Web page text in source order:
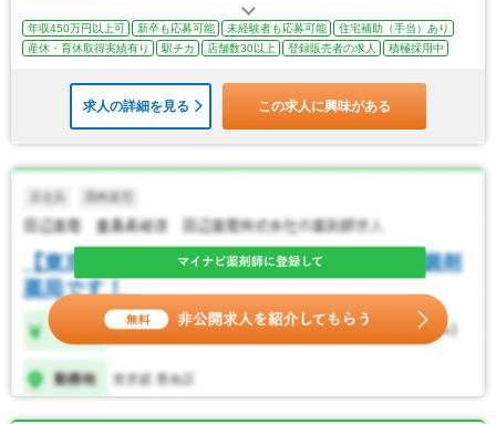
年収450万円以上可 新卒も応募可能 未経験者も応募可能
住宅補助（手当）あり
産休・育休取得実績有り
駅チカ 店舗数30以上 登録販売者の求人 積極採用中
求人の詳細を見る この求人に興味がある